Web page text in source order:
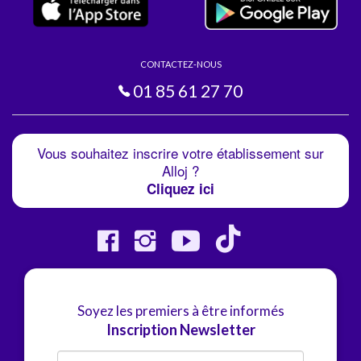
CONTACTEZ-NOUS
01 85 61 27 70
Vous souhaitez inscrire votre établissement sur
Alloj ?
Cliquez ici
Soyez les premiers à être informés
Inscription Newsletter